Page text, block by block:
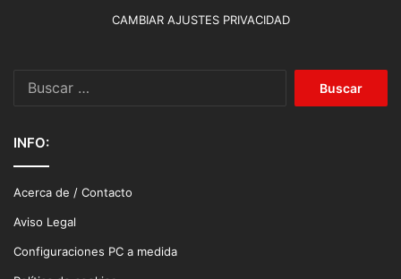
CAMBIAR AJUSTES PRIVACIDAD
INFO:
Acerca de / Contacto
Aviso Legal
Configuraciones PC a medida